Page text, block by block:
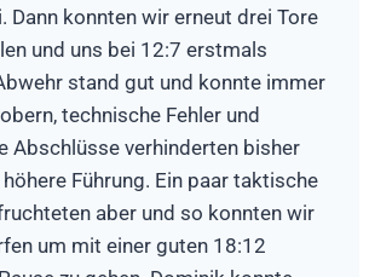
Dann konnten wir erneut drei Tore
und uns bei 12:7 erstmals
stand gut und konnte immer
technische Fehler und
Abschlüsse verhinderten bisher
Führung. Ein paar taktische
aber und so konnten wir
um mit einer guten 18:12